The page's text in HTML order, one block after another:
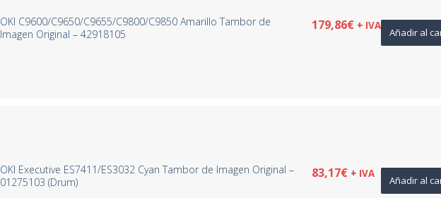
OKI C9600/C9650/C9655/C9800/C9850 Amarillo Tambor de
Imagen Original – 42918105
179,86€ + IVA
Añadir al
OKI Executive ES7411/ES3032 Cyan Tambor de Imagen Original –
01275103 (Drum)
83,17€ + IVA
Añadir al